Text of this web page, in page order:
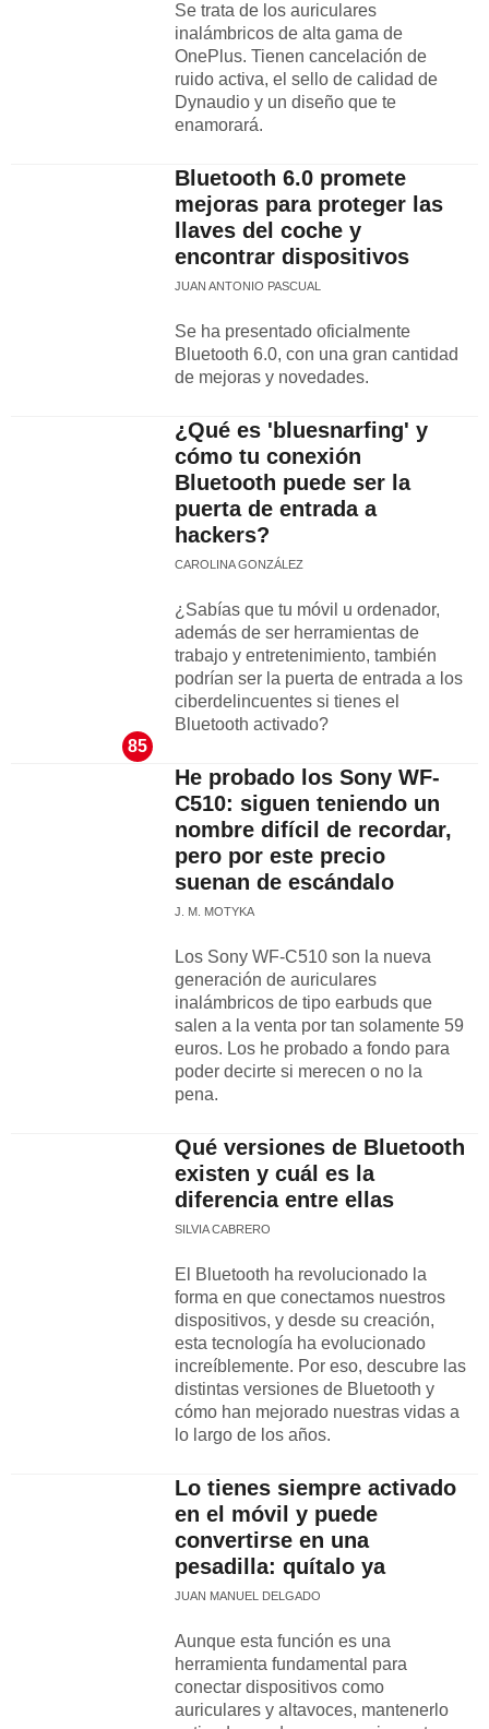
Se trata de los auriculares
inalámbricos de alta gama de
OnePlus. Tienen cancelación de
ruido activa, el sello de calidad de
Dynaudio y un diseño que te
enamorará.
Bluetooth 6.0 promete
mejoras para proteger las
llaves del coche y
encontrar dispositivos
JUAN ANTONIO PASCUAL
Se ha presentado oficialmente
Bluetooth 6.0, con una gran cantidad
de mejoras y novedades.
¿Qué es 'bluesnarfing' y
cómo tu conexión
Bluetooth puede ser la
puerta de entrada a
hackers?
CAROLINA GONZÁLEZ
¿Sabías que tu móvil u ordenador,
además de ser herramientas de
trabajo y entretenimiento, también
podrían ser la puerta de entrada a los
ciberdelincuentes si tienes el
Bluetooth activado?
85
He probado los Sony WF-
C510: siguen teniendo un
nombre difícil de recordar,
pero por este precio
suenan de escándalo
J. M. MOTYKA
Los Sony WF-C510 son la nueva
generación de auriculares
inalámbricos de tipo earbuds que
salen a la venta por tan solamente 59
euros. Los he probado a fondo para
poder decirte si merecen o no la
pena.
Qué versiones de Bluetooth
existen y cuál es la
diferencia entre ellas
SILVIA CABRERO
El Bluetooth ha revolucionado la
forma en que conectamos nuestros
dispositivos, y desde su creación,
esta tecnología ha evolucionado
increíblemente. Por eso, descubre las
distintas versiones de Bluetooth y
cómo han mejorado nuestras vidas a
lo largo de los años.
Lo tienes siempre activado
en el móvil y puede
convertirse en una
pesadilla: quítalo ya
JUAN MANUEL DELGADO
Aunque esta función es una
herramienta fundamental para
conectar dispositivos como
auriculares y altavoces, mantenerlo